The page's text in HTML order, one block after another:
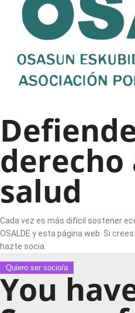
derecho
salud
Cada vez es más difícil sostener
OSALDE y esta página web. Si
hazte socia.
Quiero ser socio/a
You